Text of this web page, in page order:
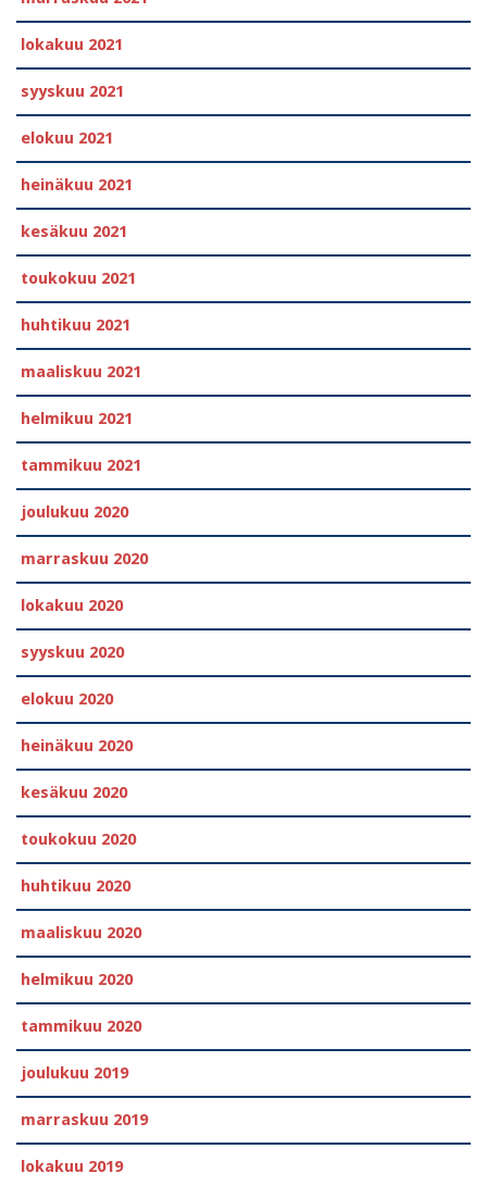
lokakuu 2021
syyskuu 2021
elokuu 2021
heinäkuu 2021
kesäkuu 2021
toukokuu 2021
huhtikuu 2021
maaliskuu 2021
helmikuu 2021
tammikuu 2021
joulukuu 2020
marraskuu 2020
lokakuu 2020
syyskuu 2020
elokuu 2020
heinäkuu 2020
kesäkuu 2020
toukokuu 2020
huhtikuu 2020
maaliskuu 2020
helmikuu 2020
tammikuu 2020
joulukuu 2019
marraskuu 2019
lokakuu 2019